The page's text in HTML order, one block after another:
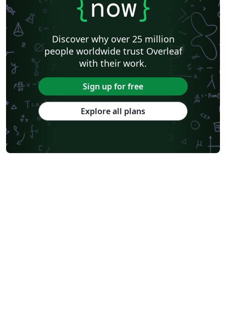
{now}
Discover why over 25 million
people worldwide trust Overleaf
with their work.
Sign up for free
Explore all plans